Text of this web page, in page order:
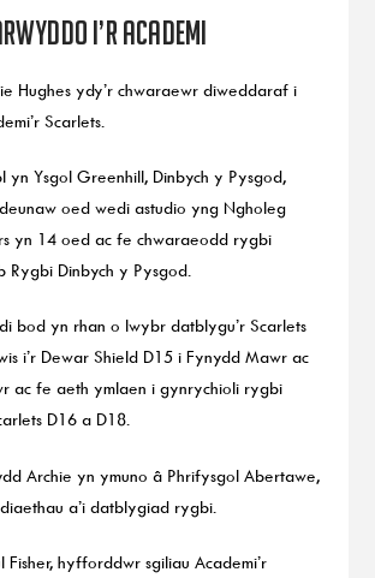
i’r Academi
Hughes ydy’r chwaraewr diweddaraf i
Scarlets.
yn Ysgol Greenhill, Dinbych y Pysgod,
oed wedi astudio yng Ngholeg
yn 14 oed ac fe chwaraeodd rygbi
Rygbi Dinbych y Pysgod.
bod yn rhan o lwybr datblygu’r Scarlets
i’r Dewar Shield D15 i Fynydd Mawr ac
ac fe aeth ymlaen i gynrychioli rygbi
D16 a D18.
Archie yn ymuno â Phrifysgol Abertawe,
a’i datblygiad rygbi.
Fisher, hyfforddwr sgiliau Academi’r